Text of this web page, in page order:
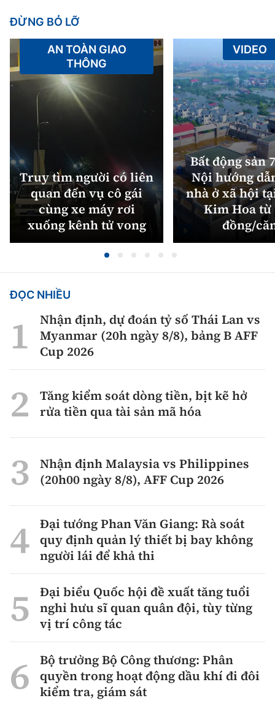
ĐỪNG BỎ LỠ
Truy tìm người có liên
quan đến vụ cô gái
cùng xe máy rơi
xuống kênh tử vong
AN TOÀN GIAO
THÔNG
Bất động sản
Nội hướng
nhà ở xã hội
Kim Hoa từ
đồng/
VIDEO
ĐỌC NHIỀU
Nhận định, dự đoán tỷ số Thái Lan vs
Myanmar (20h ngày 8/8), bảng B AFF
Cup 2026
Tăng kiểm soát dòng tiền, bịt kẽ hở
rửa tiền qua tài sản mã hóa
Nhận định Malaysia vs Philippines
(20h00 ngày 8/8), AFF Cup 2026
Đại tướng Phan Văn Giang: Rà soát
quy định quản lý thiết bị bay không
người lái để khả thi
Đại biểu Quốc hội đề xuất tăng tuổi
nghỉ hưu sĩ quan quân đội, tùy từng
vị trí công tác
Bộ trưởng Bộ Công thương: Phân
quyền trong hoạt động dầu khí đi đôi
kiểm tra, giám sát